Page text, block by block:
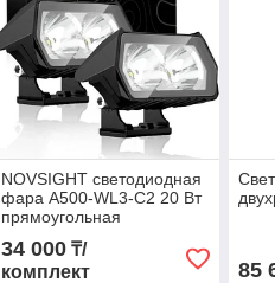
NOVSIGHT светодиодная
фара A500-WL3-C2 20 Вт
прямоугольная
34 000₸/
комплект
85